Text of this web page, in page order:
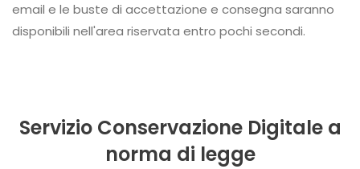
email e le buste di accettazione e consegna saranno
disponibili nell'area riservata entro pochi secondi.
Servizio Conservazione Digitale a
norma di legge